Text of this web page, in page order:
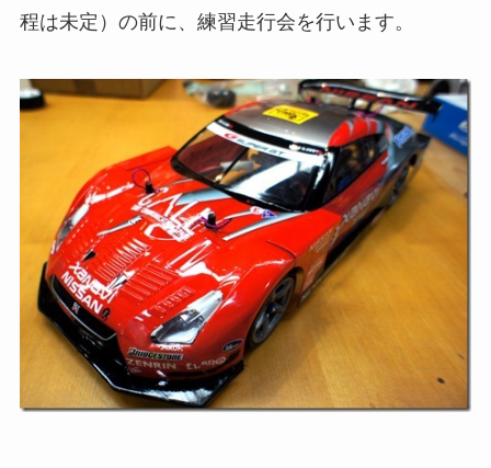
程は未定）の前に、練習走行会を行います。